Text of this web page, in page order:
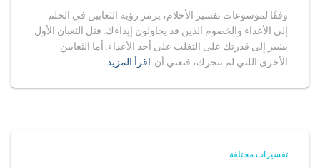
وفقًا لموسوعات تفسير الأحلام، يرمز رؤية الثعابين في الحلم
إلى الأعداء والخصوم الذين قد يحاولون إيذاءك. قتل الثعبان الأول
يشير إلى قدرتك على التغلب على أحد الأعداء. أما الثعابين
الأخرى اللتي لم تتحرك، فتعني أن اقرأ المزيد…
تفسيرات مختلفة